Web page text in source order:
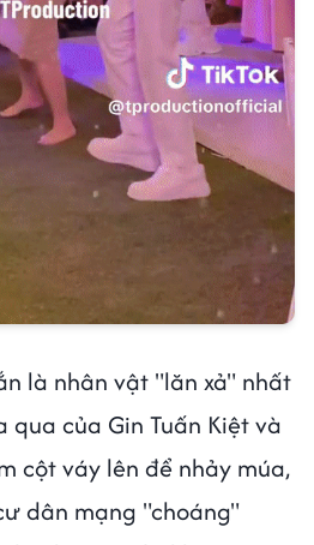
là nhân vật "lăn xả" nhất
của Gin Tuấn Kiệt và
cột váy lên để nhảy múa,
dân mạng "choáng"